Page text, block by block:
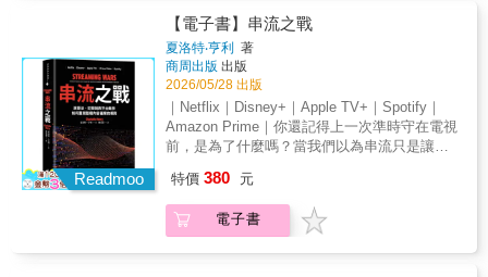
智慧的洞察力提出：AI將成為人類的重要夥
伴，而非單純的工具或威脅。他也再次提醒：
世界上最迷人的事，始終是擁有真正的智慧；
而AI或許能讓我們都變得更聰明一點。人類不
曾停止創新，這次也不會是最後一次。」──艾
希頓•庫奇（Ashton Kutcher）｜演員、投資
人、父親「卓越的頭腦，溫暖的胸懷，大膽的
想法……一定要讀這本書！」──范•瓊斯（Van
Jones）｜CNN主持人、暢銷作者
珍貴的資源。──馬克・奧利佛・奧普雷斯尼克
（Marc Oliver Opresnik）教授，德國呂貝克應
用科技大學（Lübeck University of Applied
Sciences）行銷學榮譽教授《科特勒的卓越營
運新戰略》不僅是提升企業成效的行動指南，
更集結了亞洲智慧。如果你是立志在全球交出
卓越表現的主管，這本書絕對不能錯過。──羅
家、顧問、《近在咫尺》（Proximity）作者、
快節奏的世界，以顧客為中心、速度、靈活度
與執行力是成功關鍵。《科特勒的卓越營運新
戰略》將帶你瞭解企業該如何協調策略性業
心，建立高效營運體系。3.創意與創新驅動的
新營運哲學透過亞洲企業案例說明，如何融合
創意與改善思維，開創AI時代的高效營運哲
學。4.從個人到組織的實踐指南從領導者到職
場人皆適用，培養創業精神、專業素養與永續
競爭力。【推薦人】劉奕酉 鉑澈行銷顧問策略
長【好評推薦】這本突破性著作開創了全新的
創業行銷領域，提倡以卓越營運為重點，帶動
效率與價值主張，幫助企業因應新的威脅，並
案例，是跟上市場動態的實用指南。──大衛・
艾克（David Aaker），Prophet副董事長、
《品牌的未來》（The Future of Purpose-
陶德・麥當諾（Todd McDonald），R3共同創
辦人「《區塊鏈創新實踐手冊》不只是引領讀
者初識區塊鏈生態系的絕佳入門讀物，更是快
速培養創新思維的強力跳板。」──InterWork
Alliance計畫主持人與Microsoft主力架構師馬
利・格雷（Marley Gray）「如果你想瞭解最新
的世界動態和去中心化經濟的發展潛能，這本
變，現行的商業模式勢必要適度調整，你有任
何準備嗎？」──ING分散式帳本技術計畫總主
持人瑪莉安娜．戈梅茲．德．拉．薇拉
危機。監管機構該如何調整監管作為？如何保
持創新中好的部分，剔除壞的與風險大的？
【西方的擴張企圖與挑戰】 在全球金融科技競
爭中，中國應用程式的數位錢包如何對抗
如何以自己的數位貨幣挑戰比特幣等加密貨幣
與美元，企圖取得全球金融力量的制高點？ 中
國的無現金革命不僅改變了華爾街，也改變了
個人管理財務的方式， 然而在便利的背後，對
的故事弧線是一個完美的視角，讓我們看到這
個世界崛起強權的另一面貌──創新科技帶來了
爆炸性成長、網路效應以及局勢複雜化升高，
得自主行動的能力，它將協助我們應對從氣候
變遷、地緣政治衝突到貧富不均等各種問題；
甚至可能解開宇宙最深奧的謎團，並將人類精
神提升到難以想像的高度。這場具突破性的變
革極大地賦予各行各業的人前所未有的能力，
也同時帶來一場全新的挑戰——奪走我們獨立
判斷與行動的能力，動搖我們與信仰的關係，
進而可能推動人類進入全新的演化階段。
※※※※※※※※※※※※我們會變得更像AI，還
本書由美國資深政治家亨利．季辛吉，與兩位
科技界巨擘克雷格．蒙迪及艾力克．施密特共
同撰寫。在這本季辛吉生前的最後著作中，三
Readmoo
【電子書】串流之戰
夏洛特‧亨利
著
商周出版 出版
2026/05/28 出版
｜Netflix｜Disney+｜Apple TV+｜Spotify｜
Amazon Prime｜你還記得上一次準時守在電視
前，是為了什麼嗎？當我們以為串流只是讓看
業的權力結構#串流媒體 #媒體經濟 #文化影響
力 #平台競爭 #好萊塢罷工 #娛樂的未
來 ◆◆◆ 先來看看你屬於哪一種串流人格？
特價 380 元
電子書